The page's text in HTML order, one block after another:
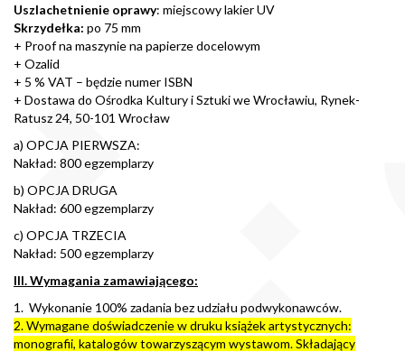
Uszlachetnienie oprawy: miejscowy lakier UV
Skrzydełka: po 75 mm
+ Proof na maszynie na papierze docelowym
+ Ozalid
+ 5 % VAT – będzie numer ISBN
+ Dostawa do Ośrodka Kultury i Sztuki we Wrocławiu, Rynek-
Ratusz 24, 50-101 Wrocław
a) OPCJA PIERWSZA:
Nakład: 800 egzemplarzy
b) OPCJA DRUGA
Nakład: 600 egzemplarzy
c) OPCJA TRZECIA
Nakład: 500 egzemplarzy
III. Wymagania zamawiającego:
1. Wykonanie 100% zadania bez udziału podwykonawców.
2. Wymagane doświadczenie w druku książek artystycznych:
monografii, katalogów towarzyszącym wystawom. Składający